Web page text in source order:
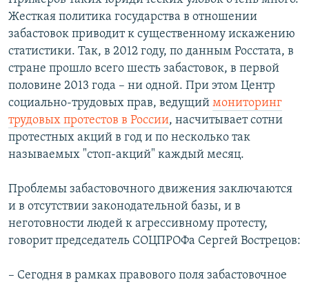
Жесткая политика государства в отношении
забастовок приводит к существенному искажению
статистики. Так, в 2012 году, по данным Росстата, в
стране прошло всего шесть забастовок, в первой
половине 2013 года – ни одной. При этом Центр
социально-трудовых прав, ведущий мониторинг
трудовых протестов в России, насчитывает сотни
протестных акций в год и по несколько так
называемых "стоп-акций" каждый месяц.
Проблемы забастовочного движения заключаются
и в отсутствии законодательной базы, и в
неготовности людей к агрессивному протесту,
говорит председатель СОЦПРОФа Сергей Вострецов:
– Сегодня в рамках правового поля забастовочное